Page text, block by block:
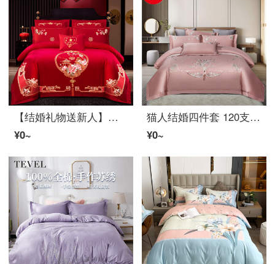
【结婚礼物送新人】恒源祥家纺 婚庆四件套 中国风婚庆ベッド上用品 新婚大红刺绣新婚ベッド品 幸福满园 1.8米ベッド/布団カバー220*240cm
¥0~
猫人结婚四件套 120支新中式四件套纯コットン全コットン刺绣田园中国风布団カバーシート长绒ベッド上用品 100含コットン-快適肤-刺绣 1.5米宽ベッド四件套-适合200*230被
¥0~